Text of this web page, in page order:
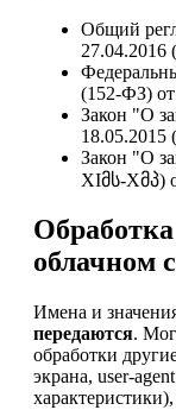
Общий
27.04.2016
(152-ФЗ) от
Закон "О
18.05.2015
Закон "О
XIმს-Xმპ)
облачном
Имена и
передаются.
обработки
экрана, user-